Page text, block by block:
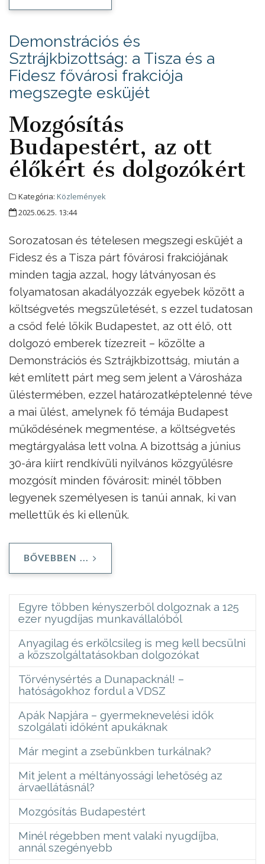
Demonstrációs és
Sztrájkbizottság: a Tisza és a
Fidesz fővárosi frakciója
megszegte esküjét
Mozgósítás
Budapestért, az ott
élőkért és dolgozókért
Kategória: Közlemények
2025.06.25. 13:44
Sorozatosan és tételesen megszegi esküjét a
Fidesz és a Tisza párt fővárosi frakciójának
minden tagja azzal, hogy látványosan és
folyamatosan akadályozzák egyebek között a
költségvetés megszületését, s ezzel tudatosan
a csőd felé lökik Budapestet, az ott élő, ott
dolgozó emberek tízezreit – közölte a
Demonstrációs és Sztrájkbizottság, miután a
két említett párt meg sem jelent a Városháza
üléstermében, ezzel határozatképtelenné téve
a mai ülést, amelynek fő témája Budapest
működésének megmentése, a költségvetés
megtárgyalása lett volna. A bizottság a június
30-ára kiírt rendkívüli nyilvános közgyűlésre
mozgósít minden fővárosit: minél többen
legyenek személyesen is tanúi annak, ki van
mellettük és ki ellenük.
BŐVEBBEN ...
Egyre többen kényszerből dolgoznak a 125
ezer nyugdíjas munkavállalóból
Anyagilag és erkölcsileg is meg kell becsülni
a közszolgáltatásokban dolgozókat
Törvénysértés a Dunapacknál! –
hatóságokhoz fordul a VDSZ
Apák Napjára – gyermeknevelési idők
szolgálati időként apukáknak
Már megint a zsebünkben turkálnak?
Mit jelent a méltányossági lehetőség az
árvaellátásnál?
Mozgósítás Budapestért
Minél régebben ment valaki nyugdíjba,
annál szegényebb